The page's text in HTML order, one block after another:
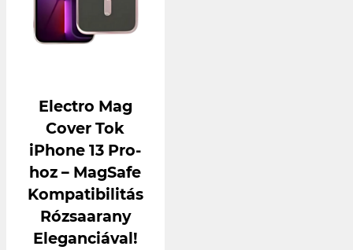
Electro Mag
Cover Tok
iPhone 13 Pro-
hoz – MagSafe
Kompatibilitás
Rózsaarany
Eleganciával!